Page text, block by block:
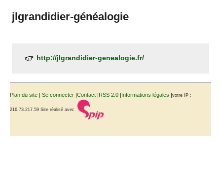
jlgrandidier-généalogie
http://jlgrandidier-genealogie.fr/
Plan du site Se connecter Contact RSS 2.0 Informations légales votre IP :
216.73.217.59 Site réalisé avec